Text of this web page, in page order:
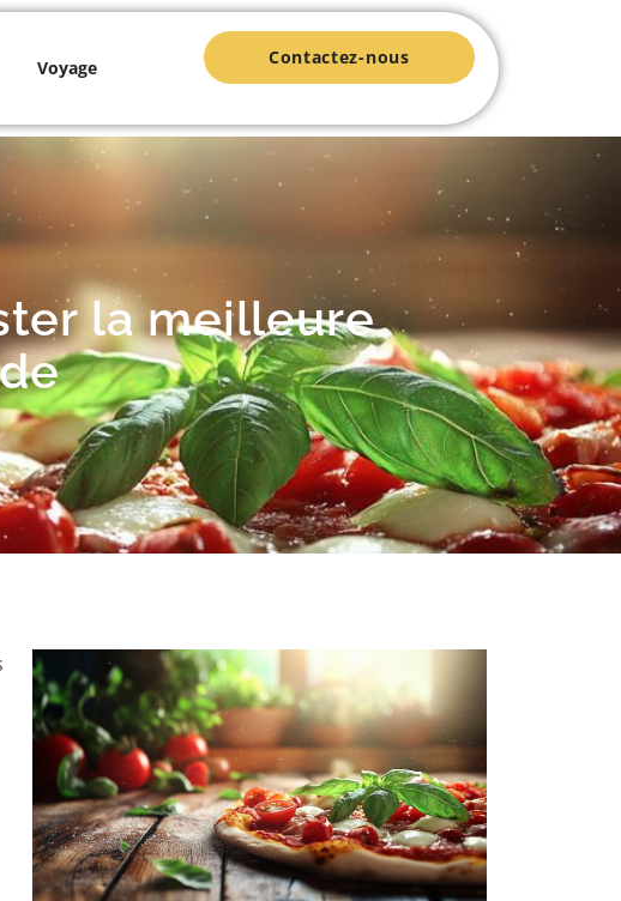
Voyage Contactez-nous
la meilleure